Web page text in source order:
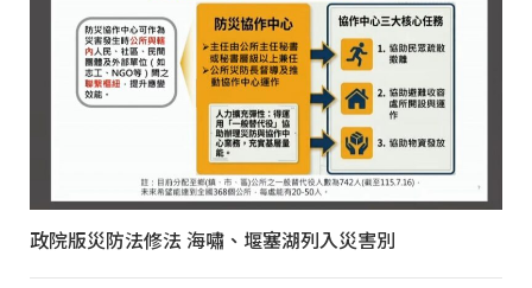
政院版災防法修法 海嘯、堰塞湖列入災害別